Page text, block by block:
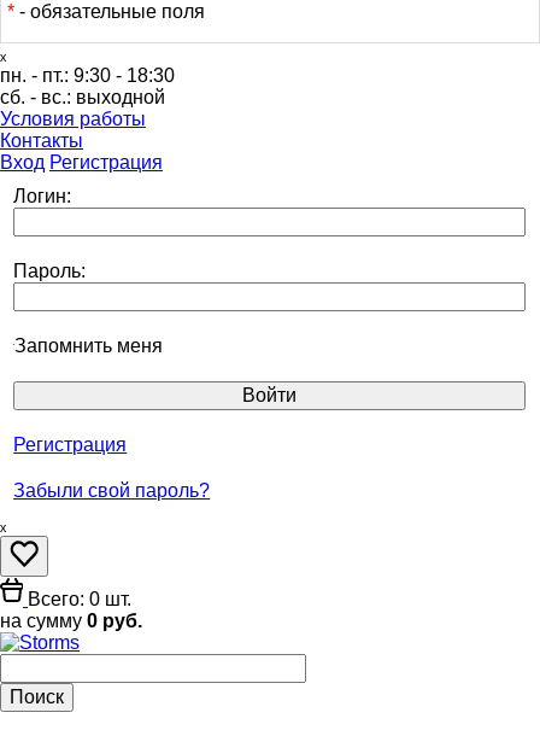
* - обязательные поля
ₓ
пн. - пт.: 9:30 - 18:30
сб. - вс.: выходной
Условия работы
Контакты
Вход Регистрация
Логин:
Пароль:
Запомнить меня
Регистрация
Забыли свой пароль?
ₓ
Всего: 0 шт.
на сумму 0 руб.